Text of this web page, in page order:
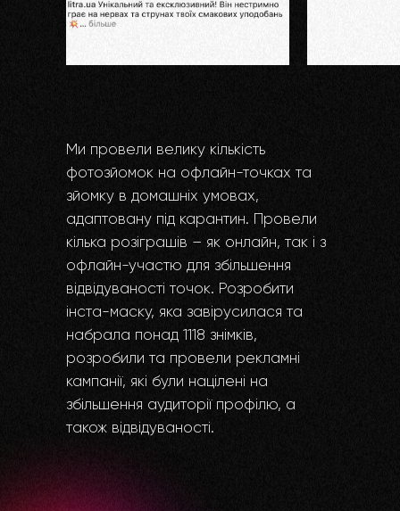
Ми провели велику кількість
фотозйомок на офлайн-точках та
зйомку в домашніх умовах,
адаптовану під карантин. Провели
кілька розіграшів – як онлайн, так і з
офлайн-участю для збільшення
відвідуваності точок. Розробити
інста-маску, яка завірусилася та
набрала понад 1118 знімків,
розробили та провели рекламні
кампанії, які були націлені на
збільшення аудиторії профілю, а
також відвідуваності.